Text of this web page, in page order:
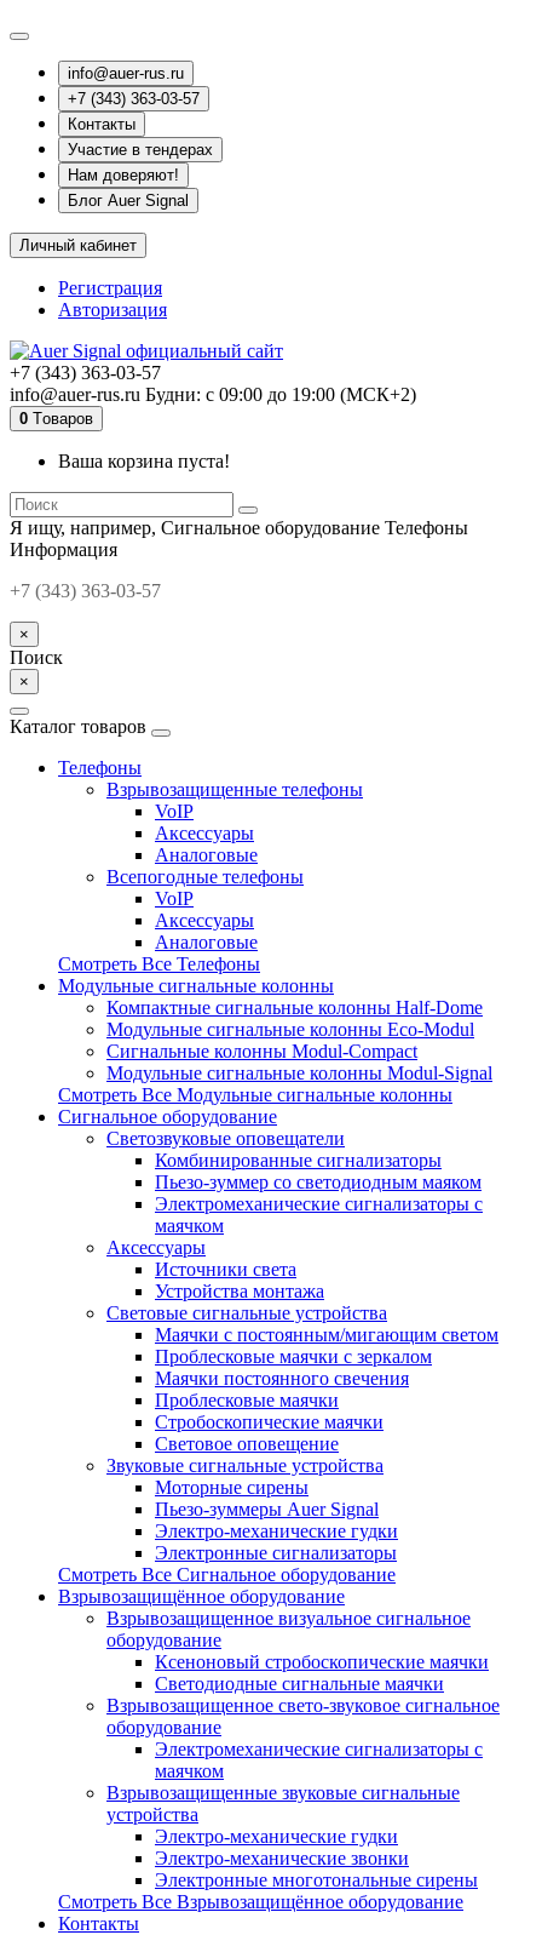
info@auer-rus.ru
+7 (343) 363-03-57
Контакты
Участие в тендерах
Нам доверяют!
Блог Auer Signal
Личный кабинет
Регистрация
Авторизация
+7 (343) 363-03-57
info@auer-rus.ru Будни: с 09:00 до 19:00 (МСК+2)
0 Tоваров
Ваша корзина пуста!
Я ищу, например, Сигнальное оборудование Телефоны
Информация
+7 (343) 363-03-57
×
Поиск
×
Каталог товаров
Телефоны
Взрывозащищенные телефоны
VoIP
Аксессуары
Аналоговые
Всепогодные телефоны
VoIP
Аксессуары
Аналоговые
Смотреть Все Телефоны
Модульные сигнальные колонны
Компактные сигнальные колонны Half-Dome
Модульные сигнальные колонны Eco-Modul
Сигнальные колонны Modul-Compact
Модульные сигнальные колонны Modul-Signal
Смотреть Все Модульные сигнальные колонны
Сигнальное оборудование
Светозвуковые оповещатели
Комбинированные сигнализаторы
Пьезо-зуммер со светодиодным маяком
Электромеханические сигнализаторы с
маячком
Аксессуары
Источники света
Устройства монтажа
Световые сигнальные устройства
Маячки с постоянным/мигающим светом
Проблесковые маячки с зеркалом
Маячки постоянного свечения
Проблесковые маячки
Стробоскопические маячки
Световое оповещение
Звуковые сигнальные устройства
Моторные сирены
Пьезо-зуммеры Auer Signal
Электро-механические гудки
Электронные сигнализаторы
Смотреть Все Сигнальное оборудование
Взрывозащищённое оборудование
Взрывозащищенное визуальное сигнальное
оборудование
Ксеноновый стробоскопические маячки
Светодиодные сигнальные маячки
Взрывозащищенное свето-звуковое сигнальное
оборудование
Электромеханические сигнализаторы с
маячком
Взрывозащищенные звуковые сигнальные
устройства
Электро-механические гудки
Электро-механические звонки
Электронные многотональные сирены
Смотреть Все Взрывозащищённое оборудование
Контакты